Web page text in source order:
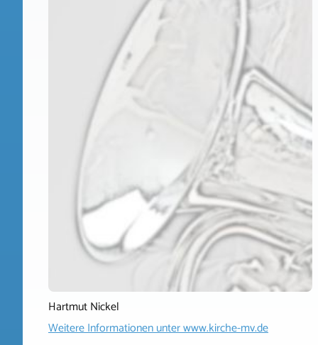
Hartmut Nickel
Weitere Informationen unterwww.kirche-mv.de